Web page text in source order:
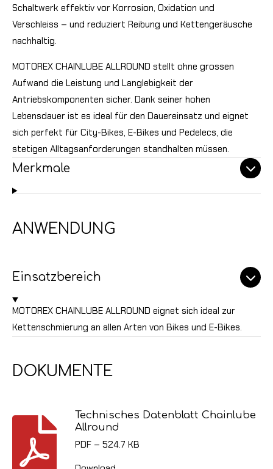
Schaltwerk effektiv vor Korrosion, Oxidation und
Verschleiss – und reduziert Reibung und Kettengeräusche
nachhaltig.
MOTOREX CHAINLUBE ALLROUND stellt ohne grossen
Aufwand die Leistung und Langlebigkeit der
Antriebskomponenten sicher. Dank seiner hohen
Lebensdauer ist es ideal für den Dauereinsatz und eignet
sich perfekt für City-Bikes, E-Bikes und Pedelecs, die
stetigen Alltagsanforderungen standhalten müssen.
Merkmale
ANWENDUNG
Einsatzbereich
MOTOREX CHAINLUBE ALLROUND eignet sich ideal zur
Kettenschmierung an allen Arten von Bikes und E-Bikes.
DOKUMENTE
Technisches Datenblatt Chainlube
Allround
PDF – 524.7 KB